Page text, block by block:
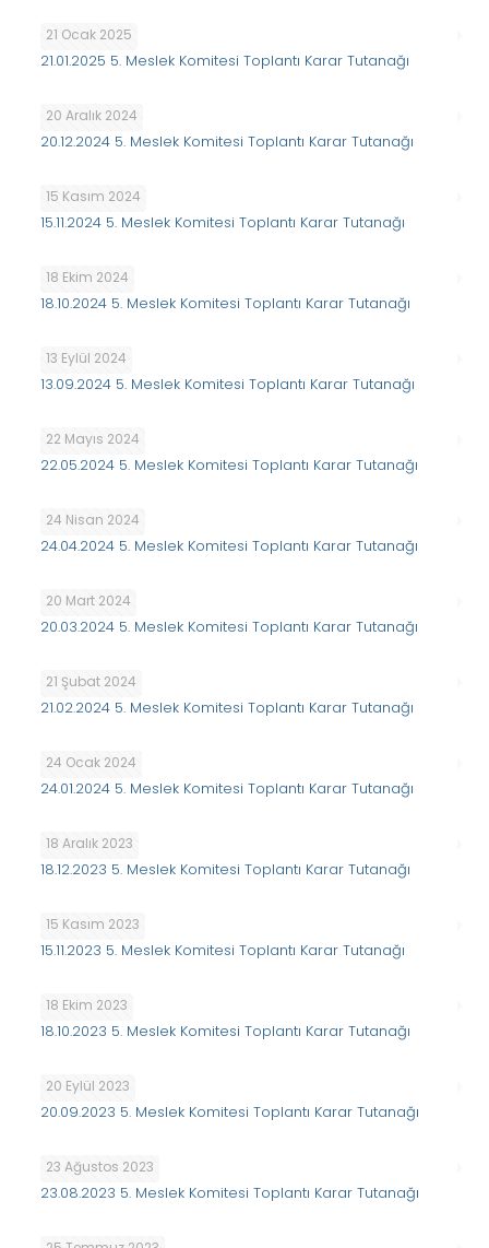
21 Ocak 2025
21.01.2025 5. Meslek Komitesi Toplantı Karar Tutanağı
20 Aralık 2024
20.12.2024 5. Meslek Komitesi Toplantı Karar Tutanağı
15 Kasım 2024
15.11.2024 5. Meslek Komitesi Toplantı Karar Tutanağı
18 Ekim 2024
18.10.2024 5. Meslek Komitesi Toplantı Karar Tutanağı
13 Eylül 2024
13.09.2024 5. Meslek Komitesi Toplantı Karar Tutanağı
22 Mayıs 2024
22.05.2024 5. Meslek Komitesi Toplantı Karar Tutanağı
24 Nisan 2024
24.04.2024 5. Meslek Komitesi Toplantı Karar Tutanağı
20 Mart 2024
20.03.2024 5. Meslek Komitesi Toplantı Karar Tutanağı
21 Şubat 2024
21.02.2024 5. Meslek Komitesi Toplantı Karar Tutanağı
24 Ocak 2024
24.01.2024 5. Meslek Komitesi Toplantı Karar Tutanağı
18 Aralık 2023
18.12.2023 5. Meslek Komitesi Toplantı Karar Tutanağı
15 Kasım 2023
15.11.2023 5. Meslek Komitesi Toplantı Karar Tutanağı
18 Ekim 2023
18.10.2023 5. Meslek Komitesi Toplantı Karar Tutanağı
20 Eylül 2023
20.09.2023 5. Meslek Komitesi Toplantı Karar Tutanağı
23 Ağustos 2023
23.08.2023 5. Meslek Komitesi Toplantı Karar Tutanağı